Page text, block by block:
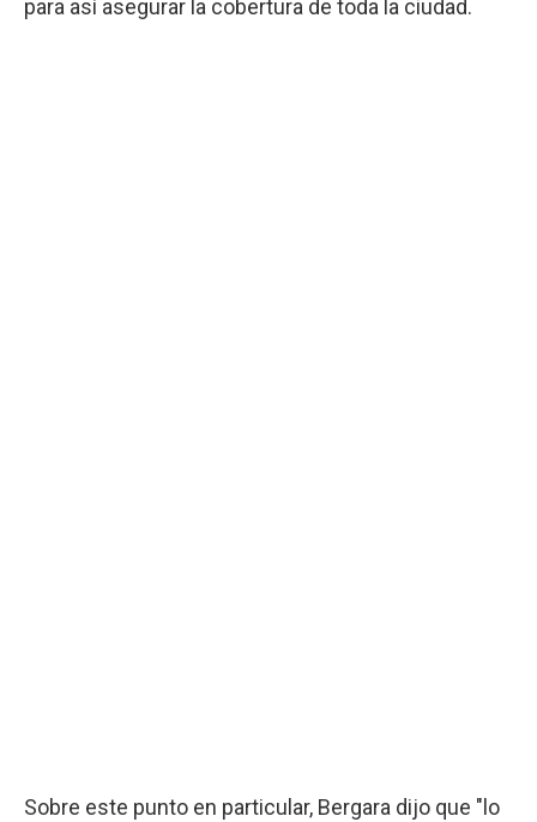
para así asegurar la cobertura de toda la ciudad.
Sobre este punto en particular, Bergara dijo que "lo